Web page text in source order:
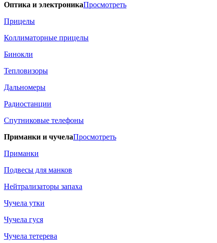
Оптика и электроникаПросмотреть
Прицелы
Коллиматорные прицелы
Бинокли
Тепловизоры
Дальномеры
Радиостанции
Спутниковые телефоны
Приманки и чучелаПросмотреть
Приманки
Подвесы для манков
Нейтрализаторы запаха
Чучела утки
Чучела гуся
Чучела тетерева